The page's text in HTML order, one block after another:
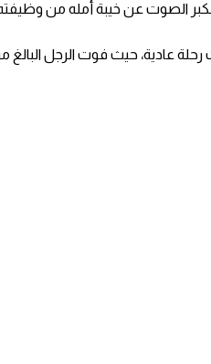
مكبر الصوت عن خيبة أمله من